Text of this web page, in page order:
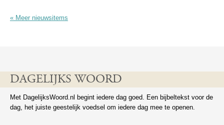
« Meer nieuwsitems
DAGELIJKS WOORD
Met DagelijksWoord.nl begint iedere dag goed. Een bijbeltekst voor de
dag, het juiste geestelijk voedsel om iedere dag mee te openen.